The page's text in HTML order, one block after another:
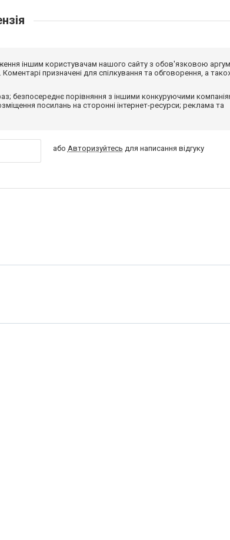
іншим користувачам нашого сайту з обов'язковою
призначені для спілкування та обговорення, а
безпосереднє порівняння з іншими конкуруючими
посилань на сторонні інтернет-ресурси; реклама та
або Авторизуйтесь для написання відгуку